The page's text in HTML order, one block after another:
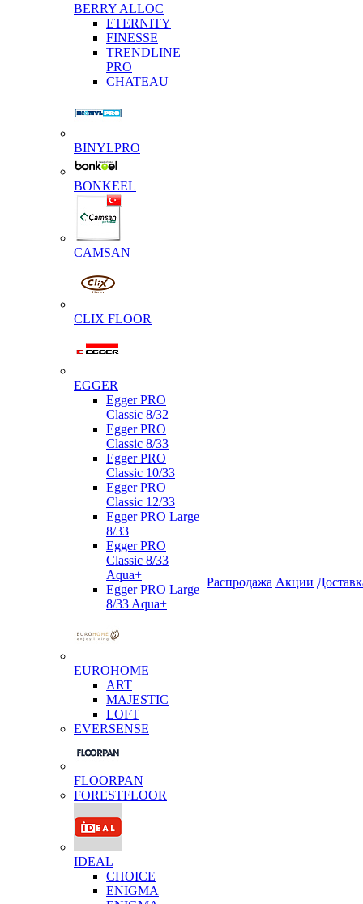
BERRY ALLOC
ETERNITY
FINESSE
TRENDLINE
PRO
CHATEAU
BINYLPRO
BONKEEL
CAMSAN
CLIX FLOOR
EGGER
Egger PRO
Classic 8/32
Egger PRO
Classic 8/33
Egger PRO
Classic 10/33
Egger PRO
Classic 12/33
Egger PRO Large
8/33
Egger PRO
Classic 8/33
Aqua+
Egger PRO Large
8/33 Aqua+
EUROHOME
ART
MAJESTIC
LOFT
EVERSENSE
FLOORPAN
FORESTFLOOR
IDEAL
CHOICE
ENIGMA
Распродажа Акции